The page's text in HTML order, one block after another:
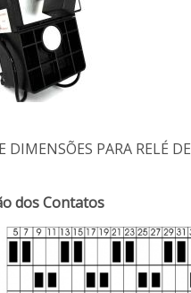
DIMENSÕES PARA RELÉ DE
dos Contatos